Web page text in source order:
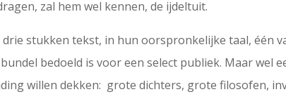
zal hem wel kennen, de ijdeltuit.
stukken tekst, in hun oorspronkelijke taal, één
bedoeld is voor een select publiek. Maar wel
willen dekken: grote dichters, grote filosofen,